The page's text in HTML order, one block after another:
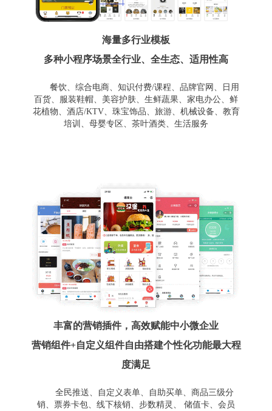
海量多行业模板
多种小程序场景全行业、全生态、适用性高
餐饮、综合电商、知识付费/课程、品牌官网、日用
百货、服装鞋帽、美容护肤、生鲜蔬果、家电办公、鲜
花植物、酒店/KTV、珠宝饰品、旅游、机械设备、教育
培训、母婴专区、茶叶酒类、生活服务
丰富的营销插件，高效赋能中小微企业
营销组件+自定义组件自由搭建个性化功能最大程
度满足
全民推送、自定义表单、自助买单、商品三级分
销、票券卡包、线下核销、步数精灵、 储值卡、会员